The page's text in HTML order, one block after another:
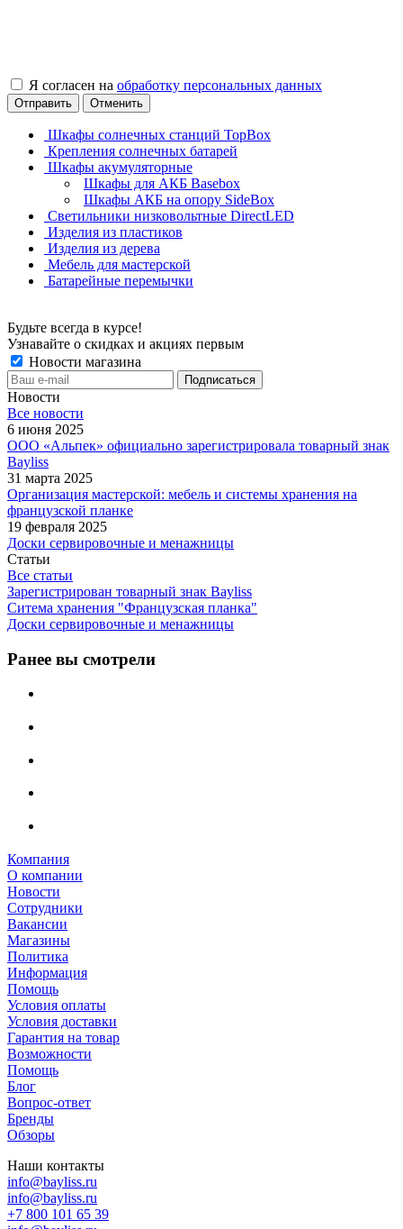
Я согласен на обработку персональных данных
Отправить Отменить
Шкафы солнечных станций TopBox
Крепления солнечных батарей
Шкафы акумуляторные
Шкафы для АКБ Basebox
Шкафы АКБ на опору SideBox
Светильники низковольтные DirectLED
Изделия из пластиков
Изделия из дерева
Мебель для мастерской
Батарейные перемычки
Будьте всегда в курсе!
Узнавайте о скидках и акциях первым
Новости магазина
Новости
Все новости
6 июня 2025
ООО «Альпек» официально зарегистрировала товарный знак
Bayliss
31 марта 2025
Организация мастерской: мебель и системы хранения на
французской планке
19 февраля 2025
Доски сервировочные и менажницы
Статьи
Все статьи
Зарегистрирован товарный знак Bayliss
Ситема хранения "Французская планка"
Доски сервировочные и менажницы
Ранее вы смотрели
Компания
О компании
Новости
Сотрудники
Вакансии
Магазины
Политика
Информация
Помощь
Условия оплаты
Условия доставки
Гарантия на товар
Возможности
Помощь
Блог
Вопрос-ответ
Бренды
Обзоры
Наши контакты
info@bayliss.ru
info@bayliss.ru
+7 800 101 65 39